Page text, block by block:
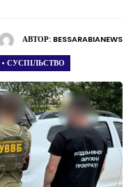
АВТОР: BESSARABIANEWS
• СУСПІЛЬСТВО